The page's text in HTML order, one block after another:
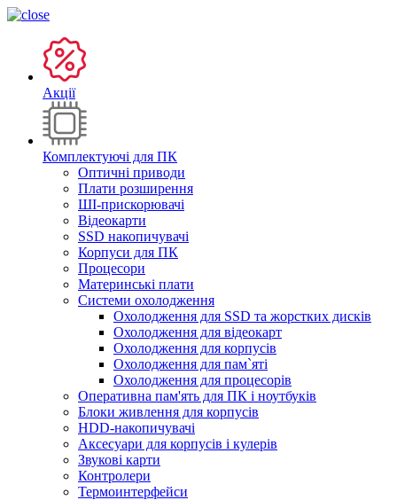
Акції
Комплектуючі для ПК
Оптичні приводи
Плати розширення
ШІ-прискорювачі
Відеокарти
SSD накопичувачі
Корпуси для ПК
Процесори
Материнські плати
Системи охолодження
Охолодження для SSD та жорстких дисків
Охолодження для відеокарт
Охолодження для корпусів
Охолодження для пам`яті
Охолодження для процесорів
Оперативна пам'ять для ПК і ноутбуків
Блоки живлення для корпусів
HDD-накопичувачі
Аксесуари для корпусів і кулерів
Звукові карти
Контролери
Термоинтерфейси